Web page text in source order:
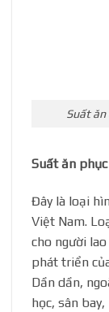
Suất
Suất ăn
Đây là loại
Việt Nam.
cho người
phát triển
Dần dần,
học, sân